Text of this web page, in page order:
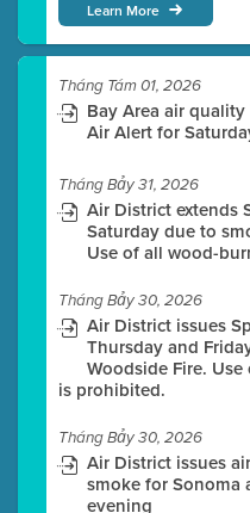
Learn More
Tháng Tám 01, 2026
Bay Area air
Air Alert for
Tháng Bảy 31, 2026
Air District extends
Saturday due to
Use of all wood-
Tháng Bảy 30, 2026
Air District issues
Thursday and
Woodside Fire.
is prohibited.
Tháng Bảy 30, 2026
Air District issues
smoke for Sonoma
evening